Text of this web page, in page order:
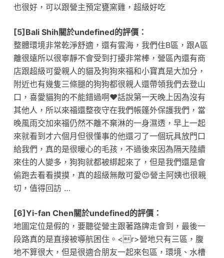
也很好，可以跟營主預定甕窯雞，超級好吃
[5]Bali Shih關於undefined的評價：
整體環境非常乾淨舒適，還有雲海，我們住B區，跟A區
離很遠所以很寧靜不會受到打擾非常棒，營區內還有商
店跟超級可愛親人的貓及狗狗來福和小寶真是大加分，
附近也有幾隻三條腿的狗狗都很親人還帶領我們去登山
口，喜愛貓狗的不能錯過啊❤️話說第一天晚上因為沒有
其他人，所以來福還整夜守在我們帳篷外保護我們，當
晚風雨交加來福仍然不離不棄淋的一身濕透，早上一起
來就看到才六個月但很懂事的他還刁了一個玩具放門口
給我們，真的是很暖心的毛孩，不過後來因為隔天陸續
來住的人變多，狗狗就都被綁起來了，但是我們還是會
偷跑去看看摸摸，真的超級無敵可愛😍營主阿姨也很親
切，值得回訪 …
[6]Yi-fan Chen關於undefined的評價：
地圖定位是假的，要聽從營主跟著路牌走會到，最後一
段路真的是直接被導航困住。<r>營地只有三區，腹
地不算很大，但是很適合朋友一起來包區，環境、水槽